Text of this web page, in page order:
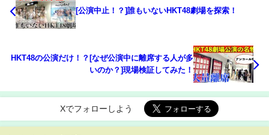
[公演中止！？]誰もいないHKT48劇場を探索！
HKT48の公演だけ！？[なぜ公演中に離席する人が多
いのか？]現場検証してみた！
Xでフォローしよう